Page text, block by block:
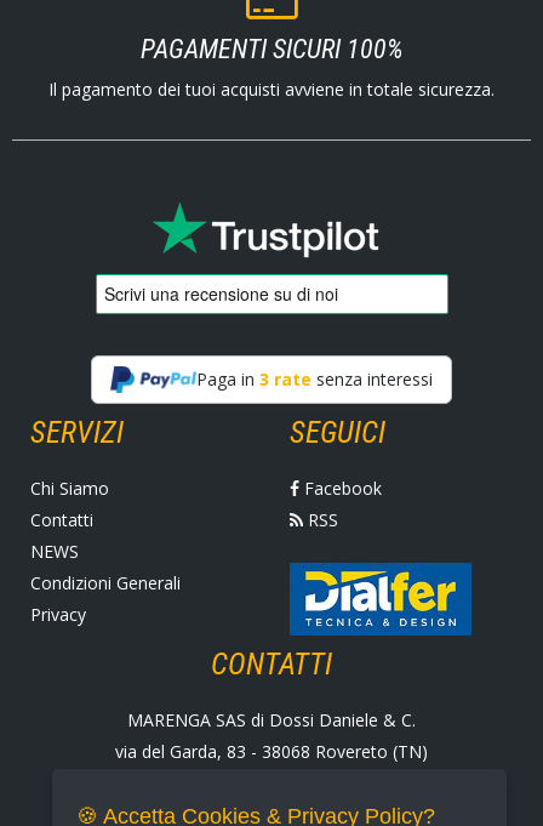
PAGAMENTI SICURI 100%
Il pagamento dei tuoi acquisti avviene in totale sicurezza.
Paga in 3 rate senza interessi
SERVIZI
Chi Siamo
Contatti
NEWS
Condizioni Generali
Privacy
SEGUICI
Facebook
RSS
CONTATTI
MARENGA SAS di Dossi Daniele & C.
via del Garda, 83 - 38068 Rovereto (TN)
Fax +39 0464 430938
🍪 Accetta Cookies & Privacy Policy?